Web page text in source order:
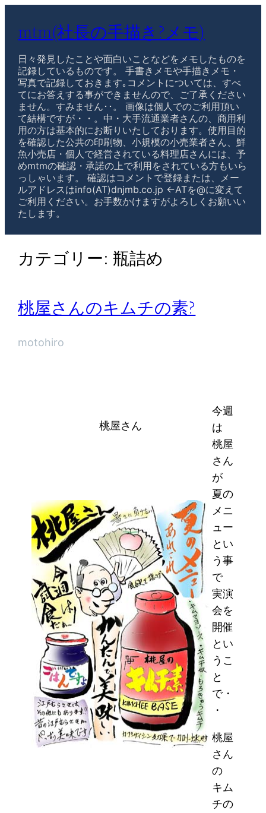
mtm(社長の手描き?メモ)
日々発見したことや面白いことなどをメモしたものを
記録しているものです。 手書きメモや手描きメモ・
写真で記録しておきます｡コメントについては、すべ
てにお答えする事ができませんので、ご了承ください
ません。すみません･･。 画像は個人でのご利用頂い
て結構ですが・・。中・大手流通業者さんの、商用利
用の方は基本的にお断りいたしております。使用目的
を確認した公共の印刷物、小規模の小売業者さん、鮮
魚小売店・個人で経営されている料理店さんには、予
めmtmの確認・承諾の上で利用をされている方もいら
っしゃいます。 確認はコメントで登録または、メー
ルアドレスはinfo(AT)dnjmb.co.jp ←ATを@に変えて
ご利用ください。お手数かけますがよろしくお願いい
たします。
カテゴリー:瓶詰め
桃屋さんのキムチの素?
motohiro
桃屋さん
今週
は
桃屋
さん
が
夏の
メニ
ュー
とい
う事
で
実演
会を
開催
とい
うこ
と
で・
・
桃屋
さん
の
キム
チの